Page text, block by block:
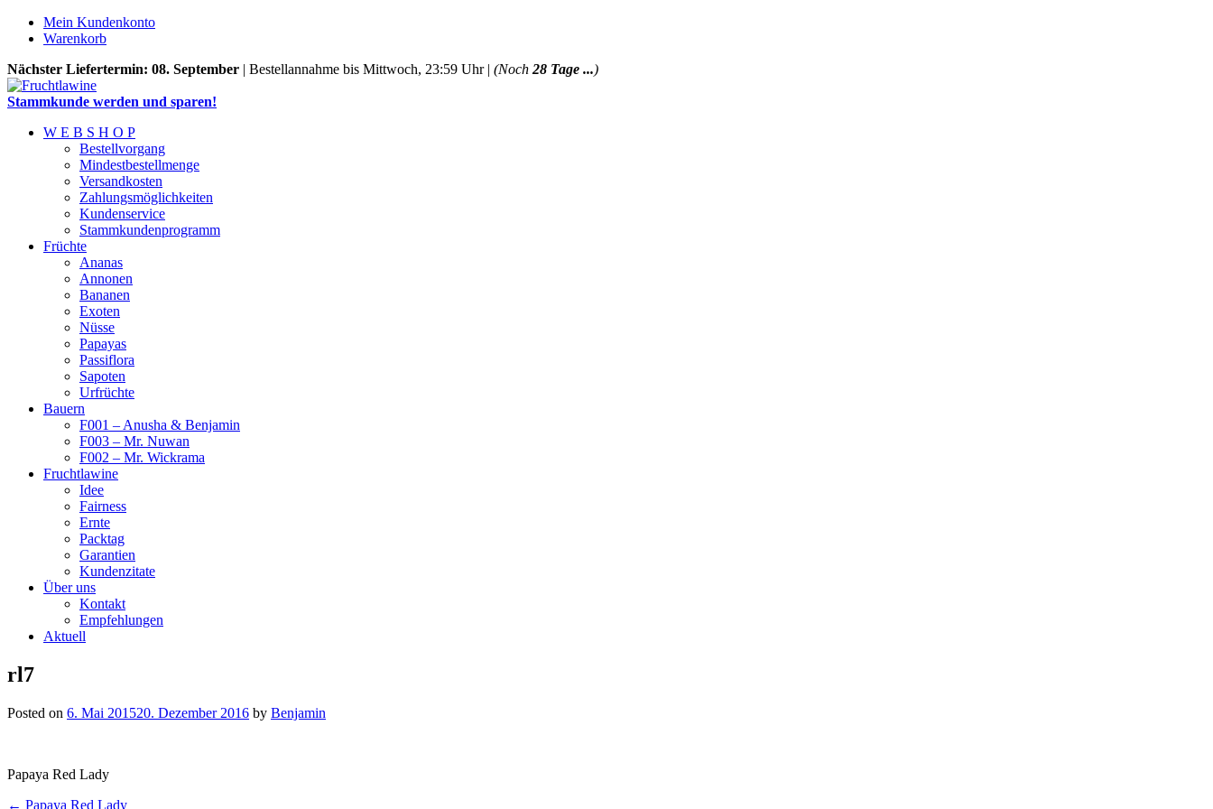
Mein Kundenkonto
Warenkorb
Nächster Liefertermin: 08. September | Bestellannahme bis Mittwoch, 23:59 Uhr | (Noch 28 Tage ...)
Stammkunde werden und sparen!
W E B S H O P
Bestellvorgang
Mindestbestellmenge
Versandkosten
Zahlungsmöglichkeiten
Kundenservice
Stammkundenprogramm
Früchte
Ananas
Annonen
Bananen
Exoten
Nüsse
Papayas
Passiflora
Sapoten
Urfrüchte
Bauern
F001 – Anusha & Benjamin
F003 – Mr. Nuwan
F002 – Mr. Wickrama
Fruchtlawine
Idee
Fairness
Ernte
Packtag
Garantien
Kundenzitate
Über uns
Kontakt
Empfehlungen
Aktuell
rl7
Posted on 6. Mai 201520. Dezember 2016 by Benjamin
Papaya Red Lady
← Papaya Red Lady